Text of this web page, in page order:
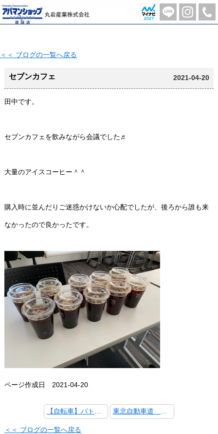
セブンカフェ【2021-04-20更新】 | 蓮田市の不動産のことならアパマンショップ蓮田店-丸岩産業株式会社-
＜＜ ブログの一覧へ戻る
セブンカフェ 2021-04-20
田中です。
セブンカフェを飲みながら会議でした♬
大量のアイスコーヒー＾＾
購入時に並んだりご迷惑かけないか心配でしたが、後ろから誰も来
なかったので良かったです。
ページ作成日 2021-04-20
＜＜ ブログの一覧へ戻る